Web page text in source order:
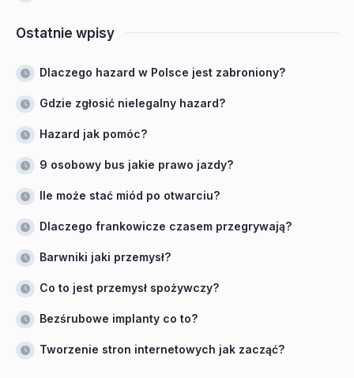
Ostatnie wpisy
Dlaczego hazard w Polsce jest zabroniony?
Gdzie zgłosić nielegalny hazard?
Hazard jak pomóc?
9 osobowy bus jakie prawo jazdy?
Ile może stać miód po otwarciu?
Dlaczego frankowicze czasem przegrywają?
Barwniki jaki przemysł?
Co to jest przemysł spożywczy?
Bezśrubowe implanty co to?
Tworzenie stron internetowych jak zacząć?